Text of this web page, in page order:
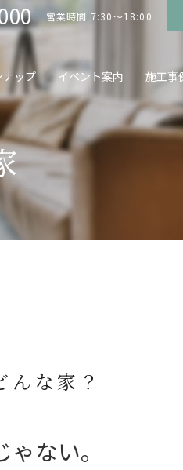
んな家？
ない。
ナップ イベント案内 施工事
営業時間 7:30～18:00